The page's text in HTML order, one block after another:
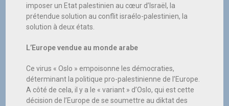
imposer un Etat palestinien au cœur d’Israël, la
prétendue solution au conflit israélo-palestinien, la
solution à deux états.
L’Europe vendue au monde arabe
Ce virus « Oslo » empoisonne les démocraties,
déterminant la politique pro-palestinienne de l’Europe.
A côté de cela, il y a le « variant » d’Oslo, qui est cette
décision de l’Europe de se soumettre au diktat des